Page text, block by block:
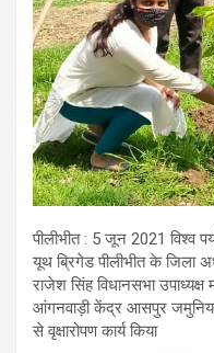
पीलीभीत : 5 जून 2021 विश्व
यूथ ब्रिगेड पीलीभीत के जिला
राजेश सिंह विधानसभा
आंगनवाड़ी केंद्र आसपुर जमुनिया
से वृक्षारोपण कार्य किया